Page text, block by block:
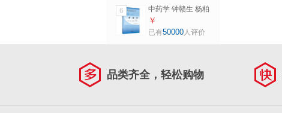
书籍 中国中医药出
版社
6
中药学 钟赣生 杨柏
灿 著 新世纪第五5
版 全国中医药行业
社
￥
已有50000人评价
品类齐全，轻松购物